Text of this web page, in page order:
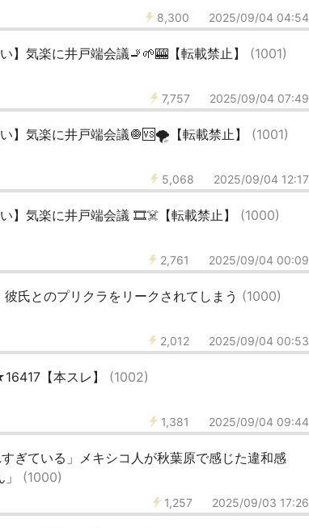
8,300 2025/09/04 04:54
】気楽に井戸端会議🚬🌱🎰【転載禁止】 (1001)
7,757 2025/09/04 07:49
】気楽に井戸端会議🧅🆚🌪️【転載禁止】 (1001)
5,068 2025/09/04 12:17
】気楽に井戸端会議 🎞️☠️【転載禁止】 (1000)
2,761 2025/09/04 00:09
彼氏とのプリクラをリークされてしまう (1000)
2,012 2025/09/04 00:53
【本スレ】 (1002)
1,381 2025/09/04 09:44
すぎている」メキシコ人が秋葉原で感じた違和感
(1000)
1,257 2025/09/03 17:26